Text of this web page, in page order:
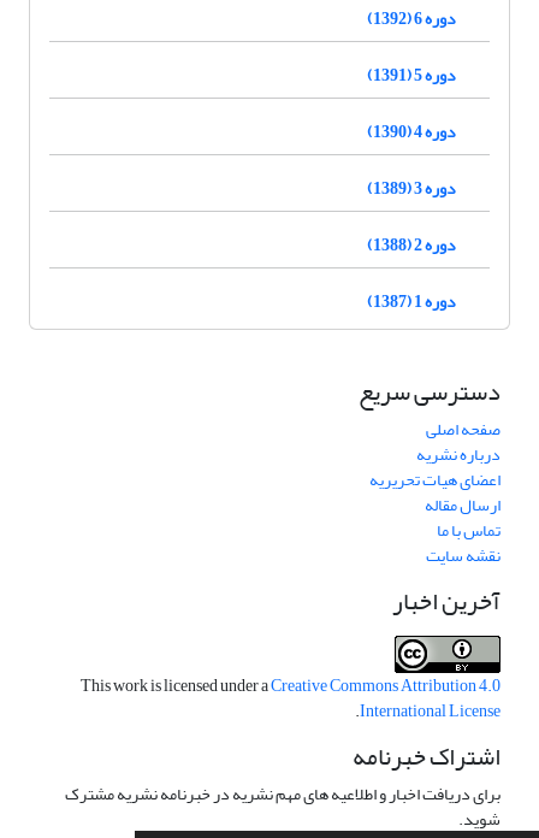
دوره 6 (1392)
دوره 5 (1391)
دوره 4 (1390)
دوره 3 (1389)
دوره 2 (1388)
دوره 1 (1387)
دسترسی سریع
صفحه اصلی
درباره نشریه
اعضای هیات تحریریه
ارسال مقاله
تماس با ما
نقشه سایت
آخرین اخبار
This work is licensed under aCreative Commons Attribution 4.0
International License
.
اشتراک خبرنامه
برای دریافت اخبار و اطلاعیه های مهم نشریه در خبرنامه نشریه مشترک
شوید.